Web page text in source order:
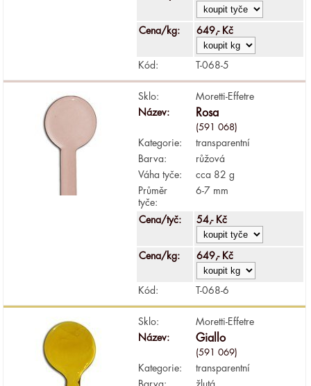
Cena/kg: 649,- Kč
Kód: T-068-5
Sklo:
Moretti-Effetre
Název:
Rosa
(591 068)
Kategorie:
transparentní
Barva:
růžová
Váha tyče:
cca 82 g
Průměr
tyče:
6-7 mm
Cena/tyč: 54,- Kč
Cena/kg: 649,- Kč
Kód: T-068-6
Sklo:
Moretti-Effetre
Název:
Giallo
(591 069)
Kategorie:
transparentní
Barva:
žlutá